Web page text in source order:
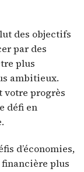
des objectifs
par des
plus
ambitieux.
votre progrès
défi en
d’économies,
financière plus